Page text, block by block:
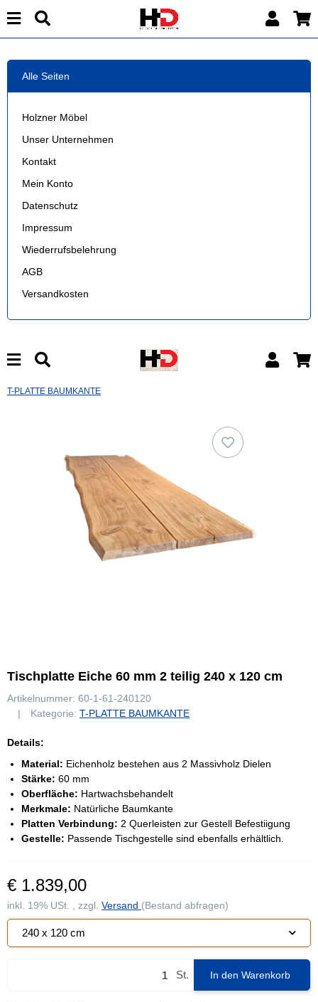
Alle Seiten
Holzner Möbel
Unser Unternehmen
Kontakt
Mein Konto
Datenschutz
Impressum
Wiederrufsbelehrung
AGB
Versandkosten
T-PLATTE BAUMKANTE
Tischplatte Eiche 60 mm 2 teilig 240 x 120 cm
Artikelnummer: 60-1-61-240120
Kategorie: T-PLATTE BAUMKANTE
Details:
Material: Eichenholz bestehen aus 2 Massivholz Dielen
Stärke: 60 mm
Oberfläche: Hartwachsbehandelt
Merkmale: Natürliche Baumkante
Platten Verbindung: 2 Querleisten zur Gestell Befestiigung
Gestelle: Passende Tischgestelle sind ebenfalls erhältlich.
€ 1.839,00
inkl. 19% USt. , zzgl. Versand (Bestand abfragen)
240 x 120 cm
St. In den Warenkorb